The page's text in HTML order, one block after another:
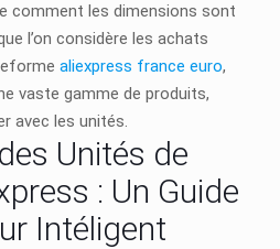
comment les dimensions sont
l’on considère les achats
aliexpress france euro,
vaste gamme de produits,
avec les unités.
Unités de
: Un Guide
Intéligent